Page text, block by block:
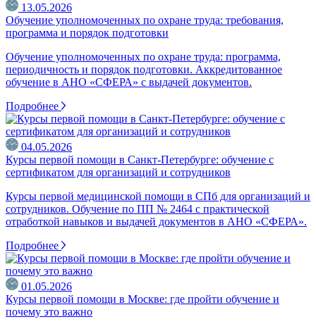
13.05.2026
Обучение уполномоченных по охране труда: требования,
программа и порядок подготовки
Обучение уполномоченных по охране труда: программа,
периодичность и порядок подготовки. Аккредитованное
обучение в АНО «СФЕРА» с выдачей документов.
Подробнее
04.05.2026
Курсы первой помощи в Санкт-Петербурге: обучение с
сертификатом для организаций и сотрудников
Курсы первой медицинской помощи в СПб для организаций и
сотрудников. Обучение по ПП № 2464 с практической
отработкой навыков и выдачей документов в АНО «СФЕРА».
Подробнее
01.05.2026
Курсы первой помощи в Москве: где пройти обучение и
почему это важно